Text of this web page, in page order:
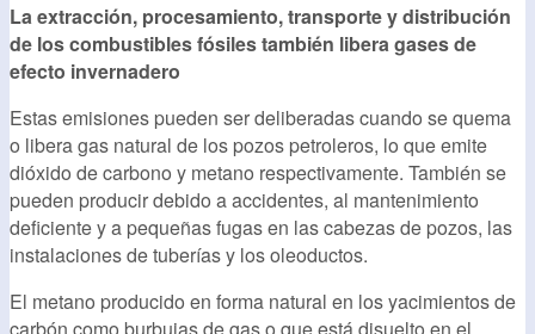
La extracción, procesamiento, transporte y distribución
de los combustibles fósiles también libera gases de
efecto invernadero
Estas emisiones pueden ser deliberadas cuando se quema
o libera gas natural de los pozos petroleros, lo que emite
dióxido de carbono y metano respectivamente. También se
pueden producir debido a accidentes, al mantenimiento
deficiente y a pequeñas fugas en las cabezas de pozos, las
instalaciones de tuberías y los oleoductos.
El metano producido en forma natural en los yacimientos de
carbón como burbujas de gas o que está disuelto en el